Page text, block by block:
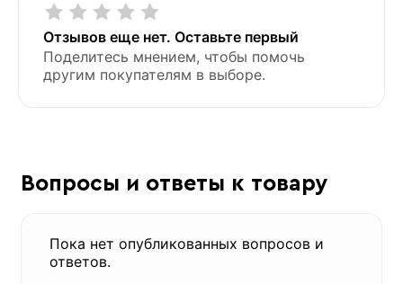
Отзывов еще нет. Оставьте первый
Поделитесь мнением, чтобы помочь
другим покупателям в выборе.
Вопросы и ответы к товару
Пока нет опубликованных вопросов и
ответов.